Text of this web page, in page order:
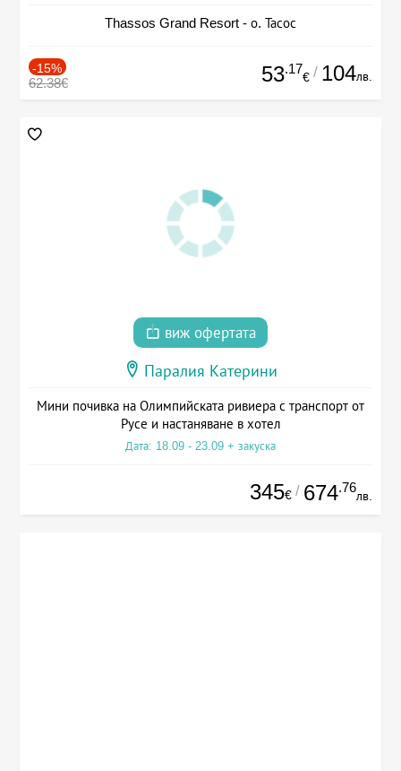
Thassos Grand Resort - о. Тасос
-15%
62.38€ 53.17
€ / 104лв.
виж офертата
Паралия Катерини
Мини почивка на Олимпийската ривиера с транспорт от
Русе и настаняване в хотел
Дата: 18.09 - 23.09 + закуска
345€ / 674.76
лв.